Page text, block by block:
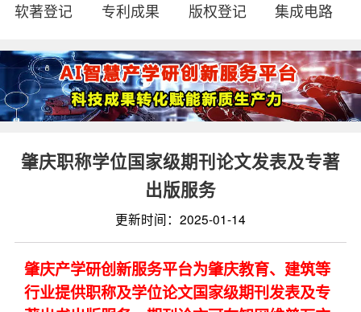
软著登记 专利成果 版权登记 集成电路
肇庆职称学位国家级期刊论文发表及专著
出版服务
更新时间：2025-01-14
肇庆产学研创新服务平台为肇庆教育、建筑等
行业提供职称及学位论文国家级期刊发表及专